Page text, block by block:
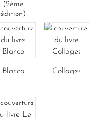
(2ème
édition)
Blanco Collages